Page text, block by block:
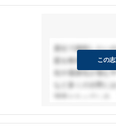
貴社で挑戦したい
題を根本から解決
化や過疎化が進む
を行うことで、持
この